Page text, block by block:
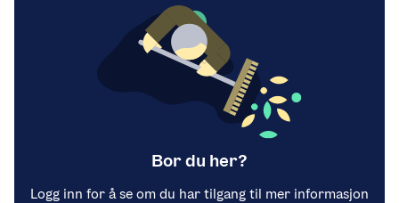
Bor du her?
Logg inn for å se om du har tilgang til mer informasjon